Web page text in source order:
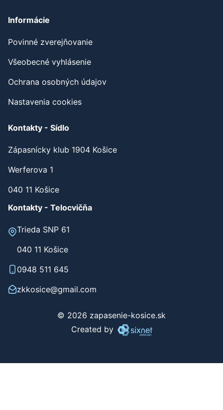
Informácie
Povinné zverejňovanie
Všeobecné vyhlásenie
Ochrana osobných údajov
Nastavenia cookies
Kontakty - Sídlo
Zápasnícky klub 1904 Košice
Werferova 1
040 11 Košice
Kontakty - Telocvičňa
Trieda SNP 61
040 11 Košice
0948 511 645
zkkosice@gmail.com
© 2026 zapasenie-kosice.sk
Created by